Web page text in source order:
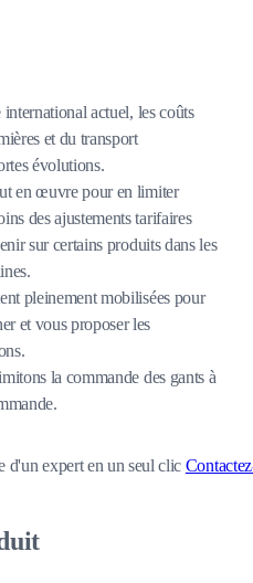
actuel, les coûts
et du transport
évolutions.
en œuvre pour en limiter
des ajustements tarifaires
sur certains produits dans les
pleinement mobilisées pour
et vous proposer les
la commande des gants à
d'un expert en un seul clic